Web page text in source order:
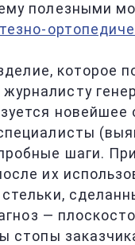
полезными
которое
новейшее
шаги.
их
—
стопы